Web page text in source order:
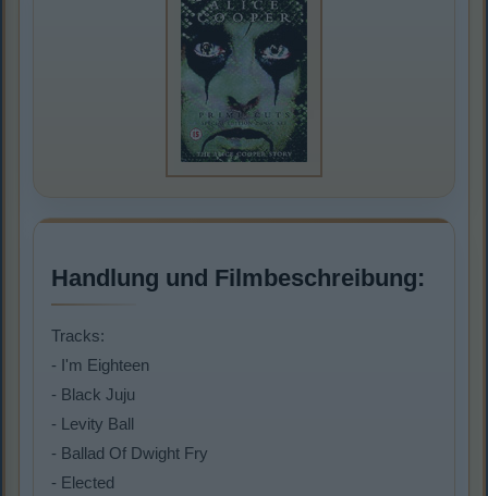
Handlung und Filmbeschreibung:
Tracks:
- I'm Eighteen
- Black Juju
- Levity Ball
- Ballad Of Dwight Fry
- Elected